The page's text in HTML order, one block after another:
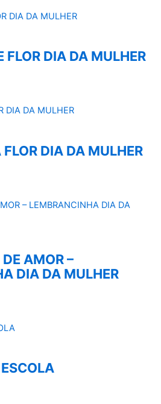
FLOR DIA DA MULHER
DIA DA MULHER
AMOR –
DIA DA MULHER